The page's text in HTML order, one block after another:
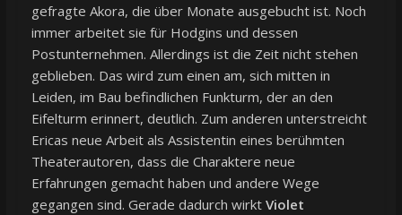
gefragte Akora, die über Monate ausgebucht ist. Noch
immer arbeitet sie für Hodgins und dessen
Postunternehmen. Allerdings ist die Zeit nicht stehen
geblieben. Das wird zum einen am, sich mitten in
Leiden, im Bau befindlichen Funkturm, der an den
Eifelturm erinnert, deutlich. Zum anderen unterstreicht
Ericas neue Arbeit als Assistentin eines berühmten
Theaterautoren, dass die Charaktere neue
Erfahrungen gemacht haben und andere Wege
gegangen sind. Gerade dadurch wirkt Violet